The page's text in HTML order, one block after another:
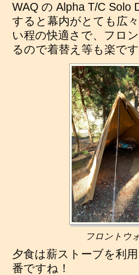
WAQ の Alpha T/C Solo
すると幕内がとても広
い程の快適さで、フロ
るので着替え等も楽です
フロントウ
夕食は薪ストーブを利
番ですね！